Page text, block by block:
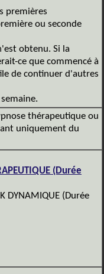
premières
ou seconde
obtenu. Si la
ce que commencé à
de continuer d'autres
thérapeutique ou
uniquement du
(Durée
DYNAMIQUE (Durée